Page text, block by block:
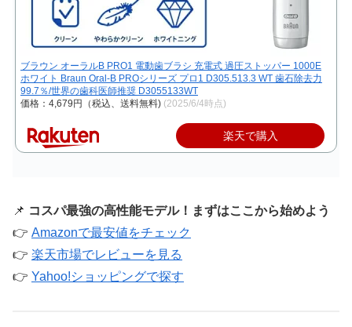
ブラウン オーラルB PRO1 電動歯ブラシ 充電式 過圧ストッパー 1000E
ホワイト Braun Oral-B PROシリーズ プロ1 D305.513.3 WT 歯石除去力
99.7％/世界の歯科医師推奨 D3055133WT
価格：4,679円（税込、送料無料) (2025/6/4時点)
楽天で購入
📌 コスパ最強の高性能モデル！まずはここから始めよう
👉 Amazonで最安値をチェック
👉 楽天市場でレビューを見る
👉 Yahoo!ショッピングで探す